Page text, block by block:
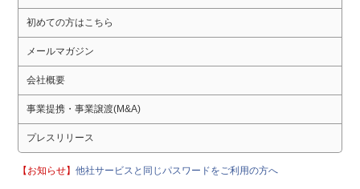
初めての方はこちら
メールマガジン
会社概要
事業提携・事業譲渡(M&A)
プレスリリース
【お知らせ】他社サービスと同じパスワードをご利用の方へ